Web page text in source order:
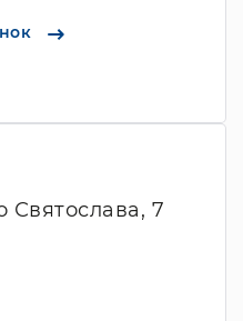
Святослава, 7